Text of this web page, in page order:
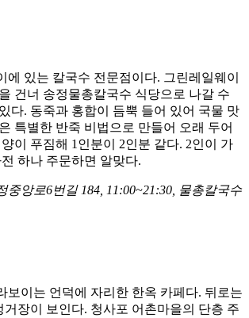
에 있는 칼국수 전문점이다. 그린레일웨이
건너 송정물총칼국수 식당으로 나갈 수
다. 동죽과 홍합이 듬뿍 들어 있어 국물 맛
특별한 반죽 비법으로 만들어 오래 두어
이 푸짐해 1인분이 2인분 같다. 2인이 가
하나 주문하면 알맞다.
중앙로6번길 184, 11:00~21:30, 물총칼국수
보이는 언덕에 자리한 한옥 카페다. 뒤로는
장이 보인다. 청사포 어촌마을의 단층 주